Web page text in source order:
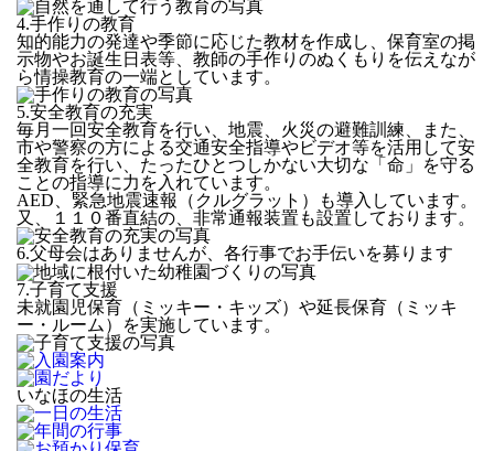
4.手作りの教育
知的能力の発達や季節に応じた教材を作成し、保育室の掲
示物やお誕生日表等、教師の手作りのぬくもりを伝えなが
ら情操教育の一端としています。
5.安全教育の充実
毎月一回安全教育を行い、地震、火災の避難訓練、また、
市や警察の方による交通安全指導やビデオ等を活用して安
全教育を行い、たったひとつしかない大切な「命」を守る
ことの指導に力を入れています。
AED、緊急地震速報（クルグラット）も導入しています。
又、１１０番直結の、非常通報装置も設置しております。
6.父母会はありませんが、各行事でお手伝いを募ります
7.子育て支援
未就園児保育（ミッキー・キッズ）や延長保育（ミッキ
ー・ルーム）を実施しています。
いなほの生活